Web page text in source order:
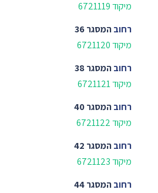
מיקוד 6721119
רחובהמסגר 36
מיקוד 6721120
רחובהמסגר 38
מיקוד 6721121
רחובהמסגר 40
מיקוד 6721122
רחובהמסגר 42
מיקוד 6721123
רחובהמסגר 44